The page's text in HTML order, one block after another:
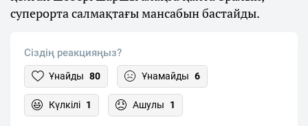
суперорта салмақтағы мансабын бастайды.
Сіздің реакцияңыз?
Ұнайды 80 Ұнамайды 6
Күлкілі 1 Ашулы 1